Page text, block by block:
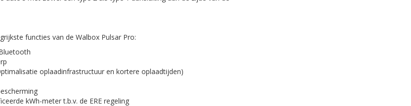
functies van de Walbox Pulsar Pro:
oplaadinfrastructuur en kortere oplaadtijden)
kWh-meter t.b.v. de ERE regeling